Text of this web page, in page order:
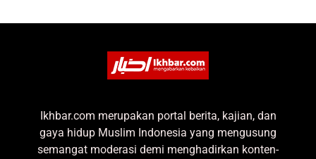
Ikhbar.com merupakan portal berita, kajian, dan
gaya hidup Muslim Indonesia yang mengusung
semangat moderasi demi menghadirkan konten-